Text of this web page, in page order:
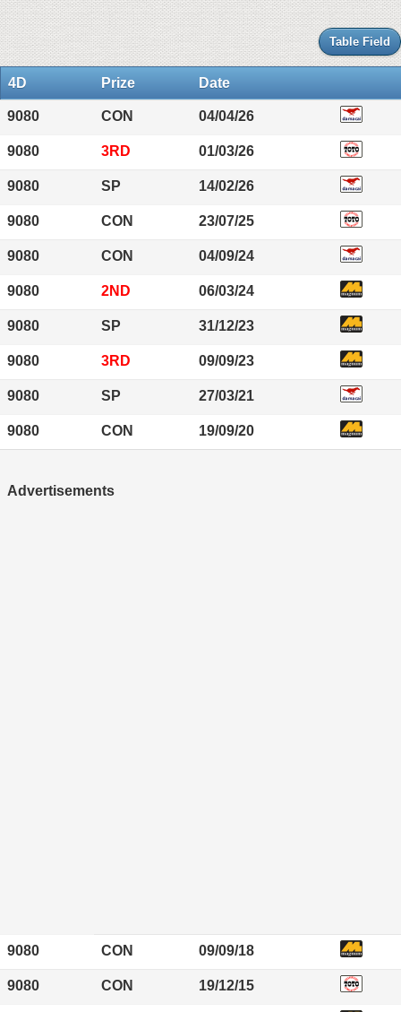
Table Field
4D Prize Date
9080 CON 04/04/26
9080 3RD 01/03/26
9080 SP 14/02/26
9080 CON 23/07/25
9080 CON 04/09/24
9080 2ND 06/03/24
9080 SP 31/12/23
9080 3RD 09/09/23
9080 SP 27/03/21
9080 CON 19/09/20
Advertisements
9080 CON 09/09/18
9080 CON 19/12/15